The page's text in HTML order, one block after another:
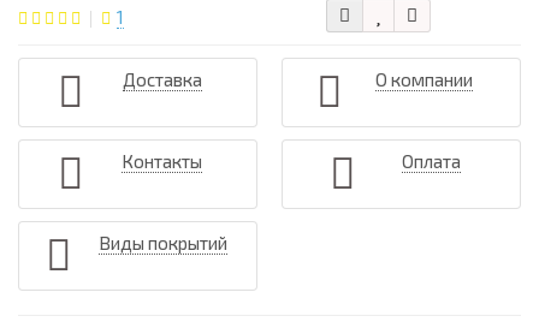
1
Доставка О компании
Контакты Оплата
Виды покрытий